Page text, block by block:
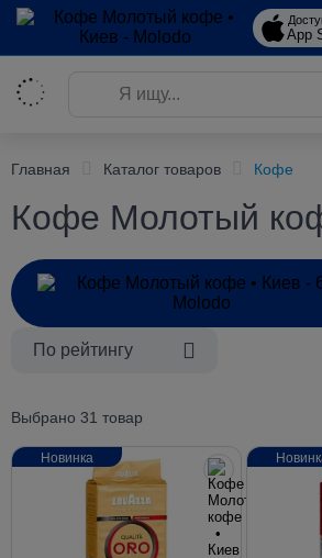
App
Главная Каталог товаров Кофе
Кофе Молотый
По рейтингу
Выбрано 31 товар
Новинка